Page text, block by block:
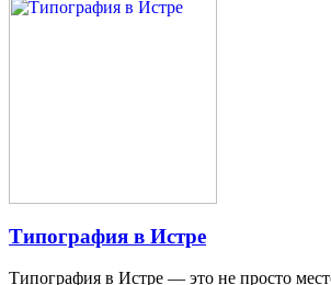
Типография в Истре
Типография в Истре — это не просто